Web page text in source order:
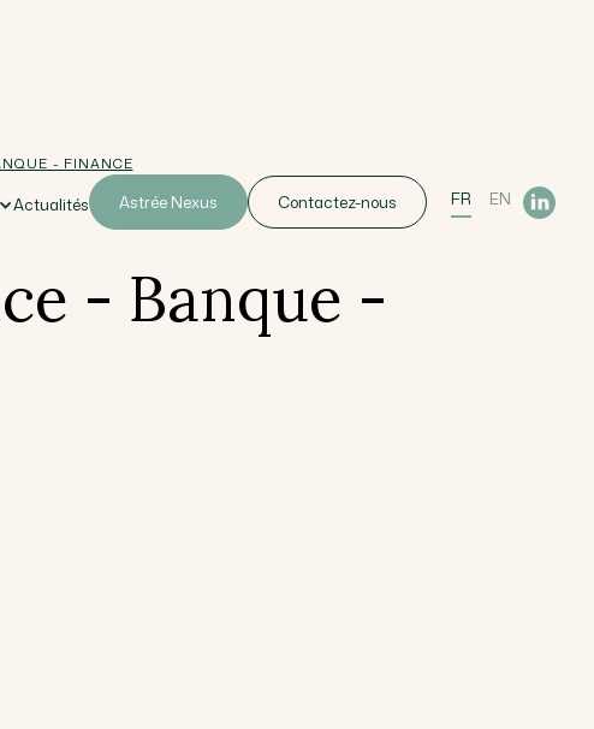
Actualités Astrée Nexus Contactez-nous FR EN
- FINANCE
- Banque -